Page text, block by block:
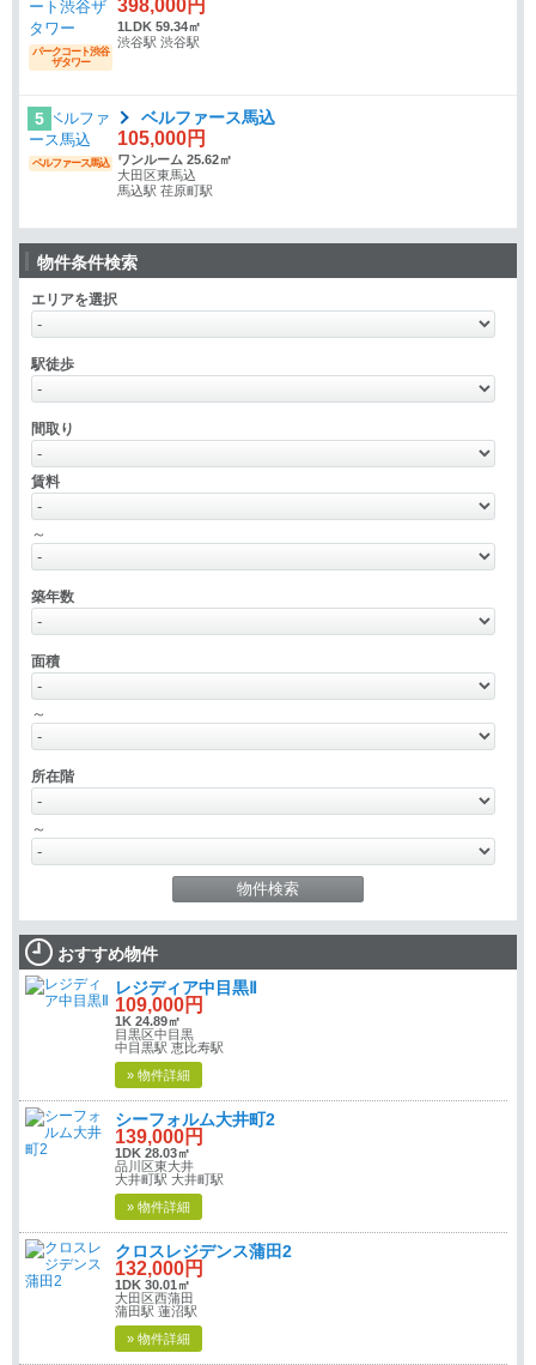
パークコート渋谷
ザタワー
398,000円
1LDK 59.34㎡
渋谷駅 渋谷駅
5
ベルファース馬込
ベルファース馬込
105,000円
ワンルーム 25.62㎡
大田区東馬込
馬込駅 荏原町駅
物件条件検索
エリアを選択
駅徒歩
間取り
賃料
～
築年数
面積
～
所在階
～
おすすめ物件
レジディア中目黒Ⅱ
109,000円
1K 24.89㎡
目黒区中目黒
中目黒駅 恵比寿駅
» 物件詳細
シーフォルム大井町2
139,000円
1DK 28.03㎡
品川区東大井
大井町駅 大井町駅
» 物件詳細
クロスレジデンス蒲田2
132,000円
1DK 30.01㎡
大田区西蒲田
蒲田駅 蓮沼駅
» 物件詳細